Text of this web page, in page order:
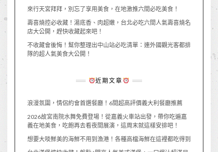
來行天宮拜拜，別忘了享用美食，在地激推六間必吃美食！
壽喜燒控必收藏！湯底香、肉超嫩，台北必吃六間人氣壽喜燒名
店大公開，趕快收藏起來吧！
不收藏會後悔！幫你整理出中山站必吃清單：連外國觀光客都排
隊的超人氣美食大公開！
近期文章
浪漫氛圍，情侶約會首選餐廳！6間超高評價義大利餐廳推薦
2026故宮南院水舞免費登場！從嘉義火車站出發，帶你吃遍嘉
義在地美食，吃飽再去看夜間展演，這周末就這樣安排吧！
想要大啖鮮美的海鮮不用到漁港！各種高檔海鮮在這裡都吃得到